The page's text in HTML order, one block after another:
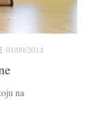
01/09/2014
na